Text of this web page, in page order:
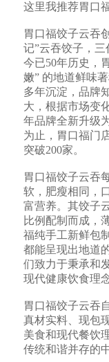
这里我推荐胃口
胃口福饺子云吞
记”云吞饺子，
今已50年历史，
嫩” 的地道鲜味
多年沉淀，品牌
大，根据市场变
年品牌全新升级
为止，胃口福门
突破200家。
胃口福饺子云吞
软，肥瘦相同，
富营养。其饺子
比例配制而成，
福纯手工新鲜包
都能呈现出地道
们致力于秉承和
现代健康饮食理
胃口福饺子云吞
真材实料、现包
美食和现代餐饮
传统和谐并存的